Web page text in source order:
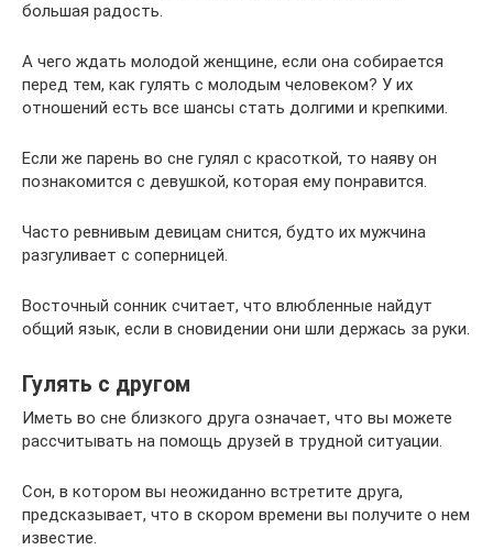
большая радость.
А чего ждать молодой женщине, если она собирается
перед тем, как гулять с молодым человеком? У их
отношений есть все шансы стать долгими и крепкими.
Если же парень во сне гулял с красоткой, то наяву он
познакомится с девушкой, которая ему понравится.
Часто ревнивым девицам снится, будто их мужчина
разгуливает с соперницей.
Восточный сонник считает, что влюбленные найдут
общий язык, если в сновидении они шли держась за руки.
Гулять с другом
Иметь во сне близкого друга означает, что вы можете
рассчитывать на помощь друзей в трудной ситуации.
Сон, в котором вы неожиданно встретите друга,
предсказывает, что в скором времени вы получите о нем
известие.